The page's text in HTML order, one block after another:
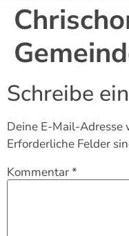
Schreibe
Deine E-Mail-
Erforderliche Felder
Kommentar*